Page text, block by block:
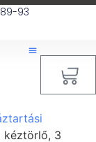
93
kéztörlő, 3